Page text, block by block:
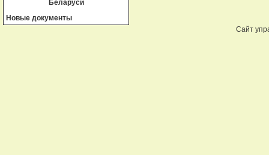
Беларуси
Новые документы
Сайт